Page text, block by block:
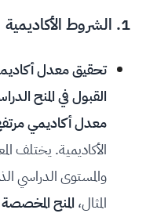
1. الشروط الأكاديمية
تحقيق معدل
القبول في المنح
معدل أكاديمي
الأكاديمية. يختلف
والمستوى الدراسي
المثال، المنح